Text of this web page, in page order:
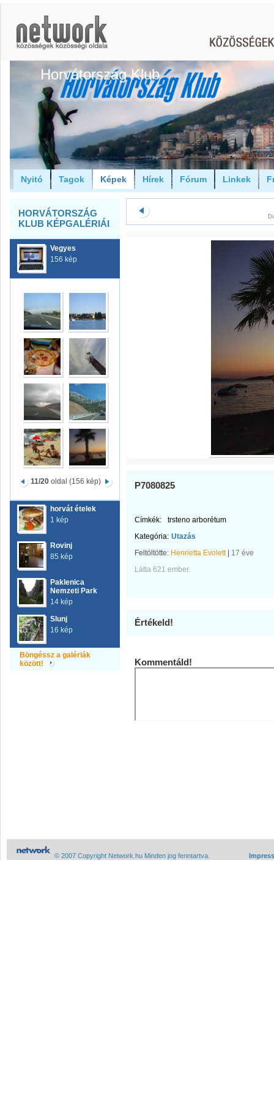
Horvátország Klub
Nyitó Tagok Képek Hírek Fórum Linkek
HORVÁTORSZÁG
KLUB KÉPGALÉRIÁI
Vegyes
156 kép
11/20oldal (156 kép)
horvát ételek
1 kép
Rovinj
85 kép
Paklenica
Nemzeti Park
14 kép
Slunj
16 kép
Böngéssz a galériák
között!
P7080825
Címkék:
trsteno arborétum
Kategória: Utazás
Feltöltötte: Henrietta Evolett| 17 éve
Látta 621 ember.
Értékeld!
Kommentáld!
© 2007 Copyright Network.hu Minden jog fenntartva.